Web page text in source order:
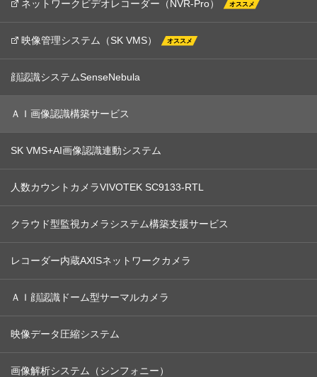
ネットワーク ビデオレコーダー （NVR-Pro） オススメ
映像管理システム （SK VMS） オススメ
顔認識システムSenseNebula
ＡＩ画像認識構築サービス
SK VMS+AI画像認識連動システム
人数カウント カメラVIVOTEK SC9133-RTL
クラウド型監視カメラシステム構築支援サービス
レコーダー内蔵AXISネットワークカメラ
ＡＩ顔認識ドーム型サーマルカメラ
映像データ圧縮システム
画像解析システム （シンフォニー）